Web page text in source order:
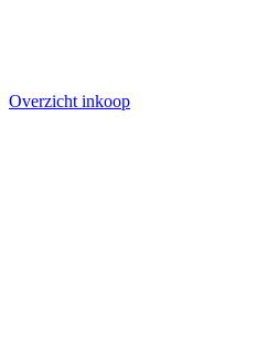
Overzicht inkoop